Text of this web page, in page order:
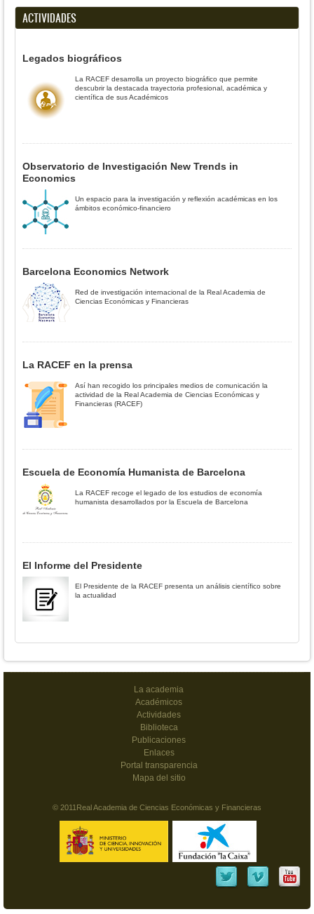
ACTIVIDADES
Legados biográficos
La RACEF desarrolla un proyecto biográfico que permite
descubrir la destacada trayectoria profesional, académica y
científica de sus Académicos
Observatorio de Investigación New Trends in
Economics
Un espacio para la investigación y reflexión académicas en los
ámbitos económico-financiero
Barcelona Economics Network
Red de investigación internacional de la Real Academia de
Ciencias Económicas y Financieras
La RACEF en la prensa
Así han recogido los principales medios de comunicación la
actividad de la Real Academia de Ciencias Económicas y
Financieras (RACEF)
Escuela de Economía Humanista de Barcelona
La RACEF recoge el legado de los estudios de economía
humanista desarrollados por la Escuela de Barcelona
El Informe del Presidente
El Presidente de la RACEF presenta un análisis científico sobre
la actualidad
La academia
Académicos
Actividades
Biblioteca
Publicaciones
Enlaces
Portal transparencia
Mapa del sitio
© 2011Real Academia de Ciencias Económicas y Financieras